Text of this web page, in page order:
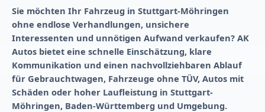
Sie möchten Ihr Fahrzeug in Stuttgart-Möhringen
ohne endlose Verhandlungen, unsichere
Interessenten und unnötigen Aufwand verkaufen? AK
Autos bietet eine schnelle Einschätzung, klare
Kommunikation und einen nachvollziehbaren Ablauf
für Gebrauchtwagen, Fahrzeuge ohne TÜV, Autos mit
Schäden oder hoher Laufleistung in Stuttgart-
Möhringen, Baden-Württemberg und Umgebung.